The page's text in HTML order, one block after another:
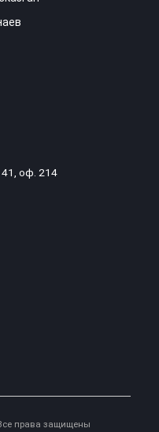
41, оф. 214
права защищены